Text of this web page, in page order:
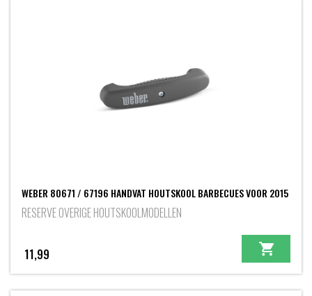
WEBER 80671 / 67196 HANDVAT HOUTSKOOL BARBECUES VOOR 2015
RESERVE OVERIGE HOUTSKOOLMODELLEN
11,99